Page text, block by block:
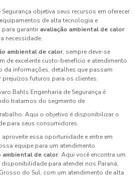
objetiva seus recursos em oferecer
de alta tecnologia e
garantir avaliação ambiental de calor
necessidade.
ambiental de calor, sempre deve-se
de excelente custo-benefício e atendimento
da informações, detalhes que passam
futuros para os clientes.
Bahls Engenharia de Segurança é
tratamos do segmento de
Aqui o objetivo é disponibilizar o
para seus consumidores.
essa oportunidade e entre em
equipe para um atendimento
ambiental de calor. Aqui você encontra um
para atender nos Paraná,
do Sul, com um atendimento de alta